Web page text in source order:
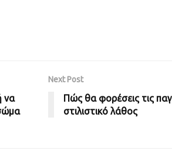
να
Next Post
Πώς θα φορέσεις τις
στιλιστικό λάθος